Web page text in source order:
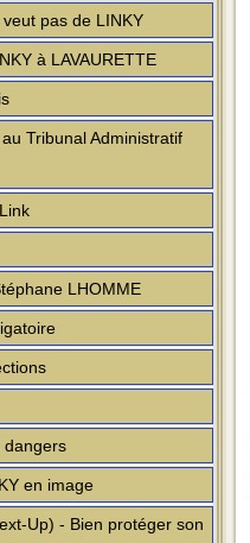
pas de LINKY
à LAVAURETTE
Tribunal Administratif
LHOMME
dangers
en image
Up) - Bien protéger son